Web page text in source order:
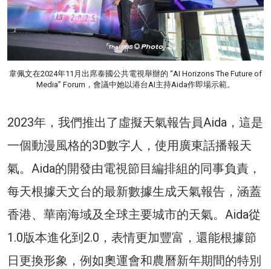
韋佩文在2024年11月出席泰國公共電視舉辦的 “AI Horizons The Future of
Media” Forum，會議中她以港台AI主持Aida作即場示範。
2023年，我們推出了虛擬天氣報告員Aida，這是
一個動漫風格的3D數字人，使用廣東話播報天
氣。Aida的開發由電視節目編排組的同事負責，
每天根據天文台的最新數據生成天氣報告，涵蓋
香港、華南海域及全球主要城市的天氣。Aida從
1.0版本進化到2.0，表情更加豐富，還能根據節
日更換形象，例如奧運會和農曆新年期間的特別